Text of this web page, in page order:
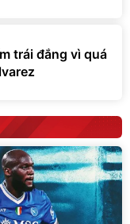
trái đắng vì quá